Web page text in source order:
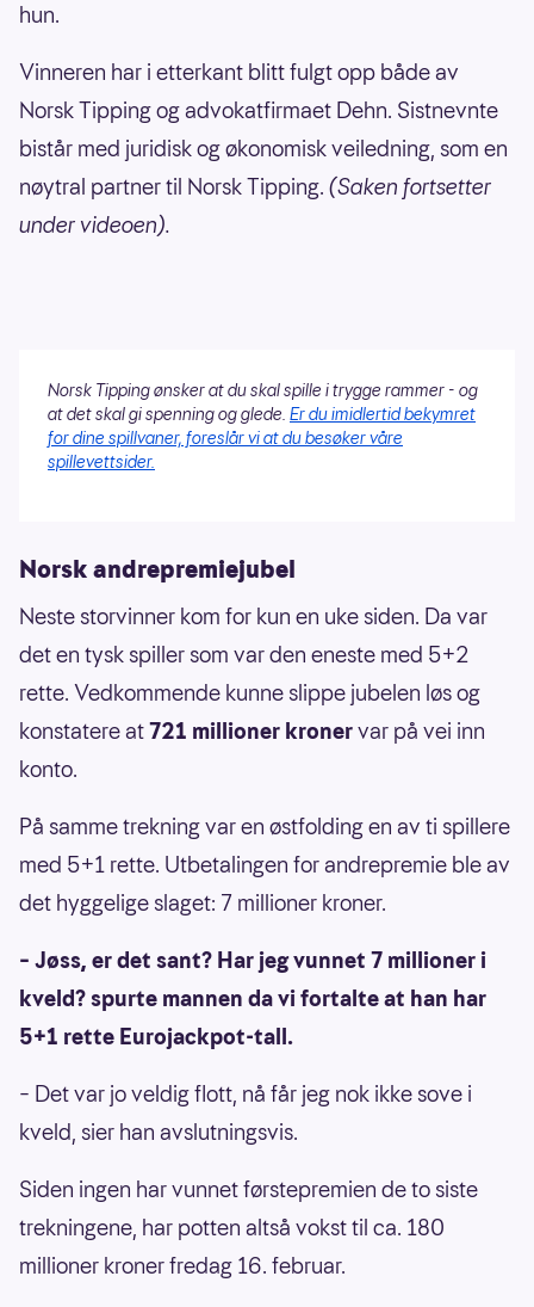
hun.
Vinneren har i etterkant blitt fulgt opp både av
Norsk Tipping og advokatfirmaet Dehn. Sistnevnte
bistår med juridisk og økonomisk veiledning, som en
nøytral partner til Norsk Tipping. (Saken fortsetter
under videoen).
Norsk Tipping ønsker at du skal spille i trygge rammer - og
at det skal gi spenning og glede. Er du imidlertid bekymret
for dine spillvaner, foreslår vi at du besøker våre
spillevettsider.
Norsk andrepremiejubel
Neste storvinner kom for kun en uke siden. Da var
det en tysk spiller som var den eneste med 5+2
rette. Vedkommende kunne slippe jubelen løs og
konstatere at721 millioner kronervar på vei inn
konto.
På samme trekning var en østfolding en av ti spillere
med 5+1 rette. Utbetalingen for andrepremie ble av
det hyggelige slaget: 7 millioner kroner.
– Jøss, er det sant? Har jeg vunnet 7 millioner i
kveld? spurte mannen da vi fortalte at han har
5+1 rette Eurojackpot-tall.
– Det var jo veldig flott, nå får jeg nok ikke sove i
kveld, sier han avslutningsvis.
Siden ingen har vunnet førstepremien de to siste
trekningene, har potten altså vokst til ca. 180
millioner kroner fredag 16. februar.